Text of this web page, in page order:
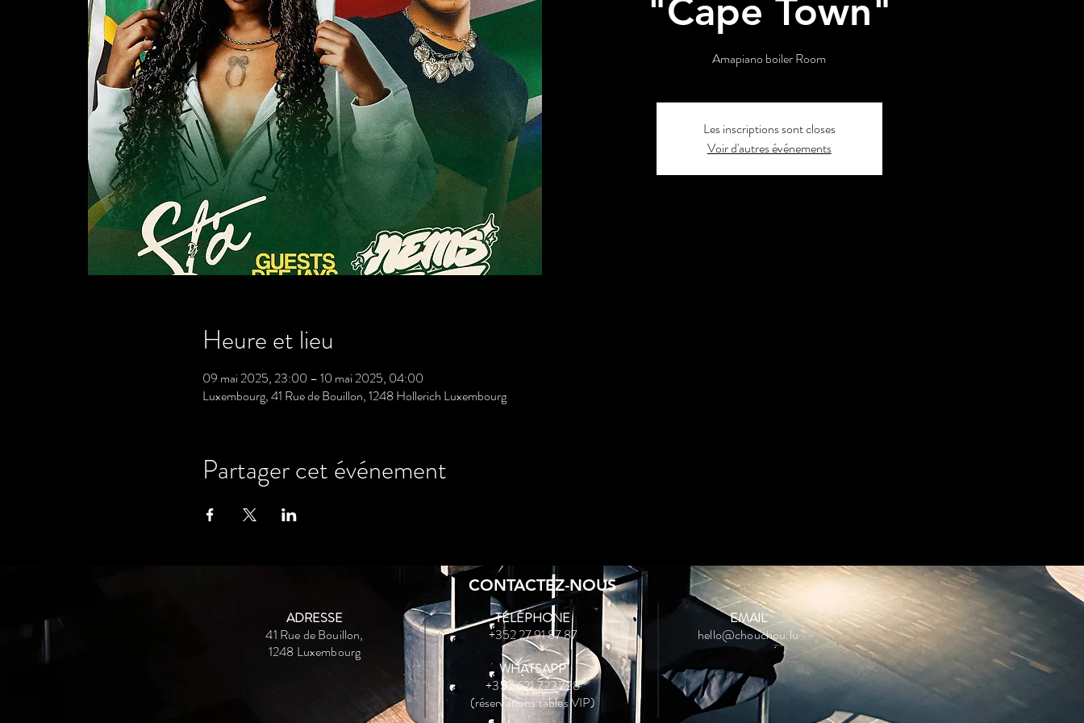
"Cape Town"
Amapiano boiler Room
Les inscriptions sont closes
Voir d'autres événements
Heure et lieu
09 mai 2025, 23:00 – 10 mai 2025, 04:00
Luxembourg, 41 Rue de Bouillon, 1248 Hollerich Luxembourg
Partager cet événement
CONTACTEZ-NOUS
ADRESSE
41 Rue de Bouillon,
1248 Luxembourg
TÉLÉPHONE
+352 27 91 87 87
WHATSAPP
+352 621 722 728
(réservations tables VIP)
EMAIL
hello@chouchou.lu